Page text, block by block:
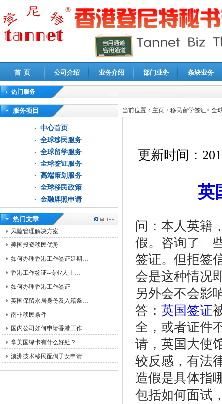
首 页 公司介绍 业务介绍 部门业务 条块业务
热门服务
高新技术企业认定审计|企业所得税汇算清缴申报鉴证
服务项目
中心首页
全球移民服务
全球留学服务
全球签证服务
高端策划服务
全球移民政策
金融牌照申请
热门文章
风险管理解决方案
美国投资移民优势
如何办理香港工作签证延期…
香港工作签证--专业人士…
如何办理香港工作签证
英国保留永居身份及入籍条…
南非移民条件
国内公司如何申请香港工作…
拿美国绿卡有什么好处？
澳洲技术移民配偶子女申请…
当前位置： 主页 > 移民留学签证> 全
更新时间：
英
问：本人英籍
假。咨询了一
签证。但拒签
会是这种情况
另外会不会影
答： 英国签证
全，或者证件
请，英国大使
较反感，有法
造假是具体指
包括如何面试